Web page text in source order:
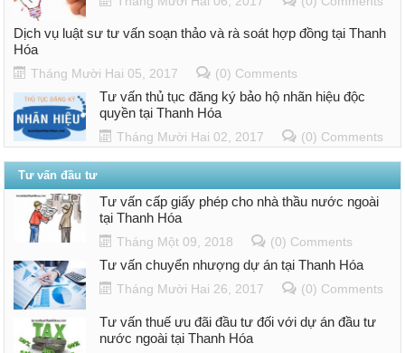
Dịch vụ luật sư tư vấn soạn thảo và rà soát hợp đồng tại Thanh
Hóa
Tháng Mười Hai 05, 2017 (0) Comments
Tư vấn thủ tục đăng ký bảo hộ nhãn hiệu độc
quyền tại Thanh Hóa
Tháng Mười Hai 02, 2017 (0) Comments
Tư vấn đầu tư
Tư vấn cấp giấy phép cho nhà thầu nước ngoài
tại Thanh Hóa
Tháng Một 09, 2018 (0) Comments
Tư vấn chuyển nhượng dự án tại Thanh Hóa
Tháng Mười Hai 26, 2017 (0) Comments
Tư vấn thuế ưu đãi đầu tư đối với dự án đầu tư
nước ngoài tại Thanh Hóa